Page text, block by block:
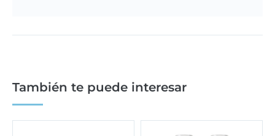
También te puede interesar